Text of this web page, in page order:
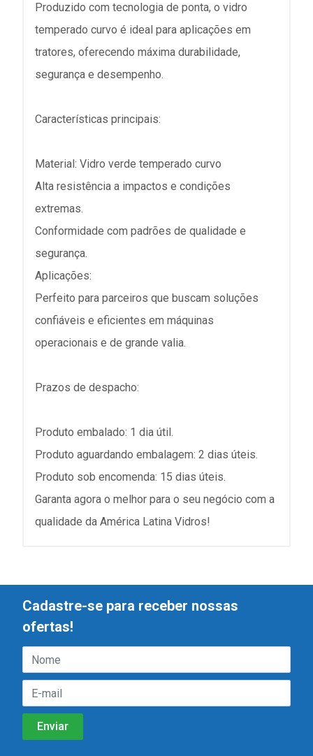
Produzido com tecnologia de ponta, o vidro
temperado curvo é ideal para aplicações em
tratores, oferecendo máxima durabilidade,
segurança e desempenho.
Características principais:
Material: Vidro verde temperado curvo
Alta resistência a impactos e condições
extremas.
Conformidade com padrões de qualidade e
segurança.
Aplicações:
Perfeito para parceiros que buscam soluções
confiáveis e eficientes em máquinas
operacionais e de grande valia.
Prazos de despacho:
Produto embalado: 1 dia útil.
Produto aguardando embalagem: 2 dias úteis.
Produto sob encomenda: 15 dias úteis.
Garanta agora o melhor para o seu negócio com a
qualidade da América Latina Vidros!
Cadastre-se para receber nossas
ofertas!